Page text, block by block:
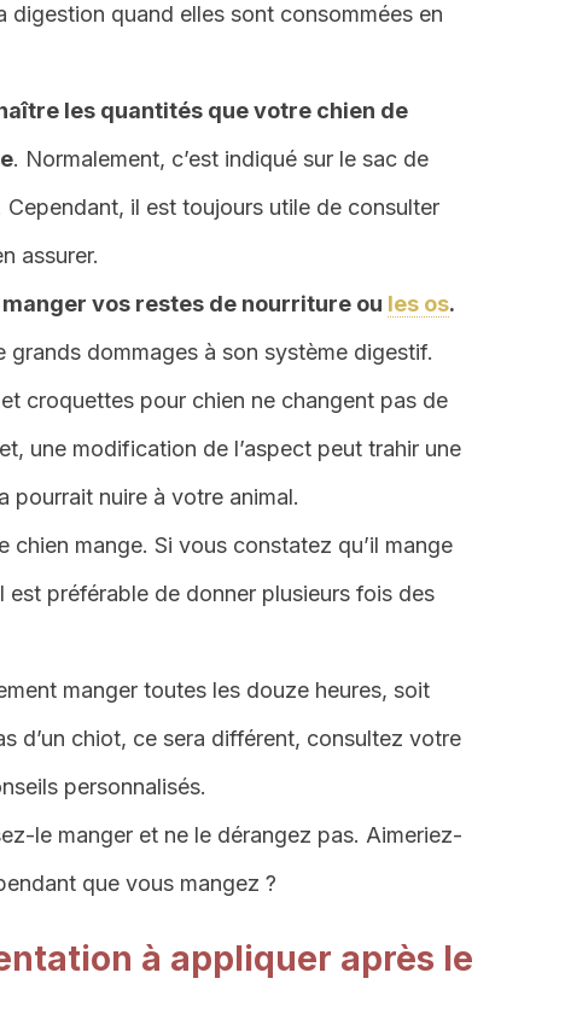
digestion quand elles sont consommées en
les quantités que votre chien de
. Normalement, c’est indiqué sur le sac de
il est toujours utile de consulter
assurer.
vos restes de nourriture ou les os.
grands dommages à son système digestif.
croquettes pour chien ne changent pas de
une modification de l’aspect peut trahir une
pourrait nuire à votre animal.
mange. Si vous constatez qu’il mange
est préférable de donner plusieurs fois des
manger toutes les douze heures, soit
d’un chiot, ce sera différent, consultez votre
personnalisés.
le manger et ne le dérangez pas. Aimeriez-
que vous mangez ?
à appliquer après le